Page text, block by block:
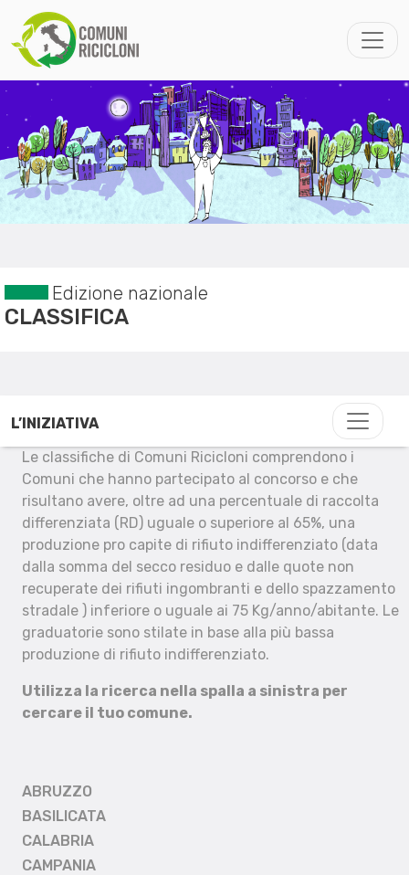
Edizione nazionale
CLASSIFICA
L’INIZIATIVA
Le classifiche di Comuni Ricicloni comprendono i
Comuni che hanno partecipato al concorso e che
risultano avere, oltre ad una percentuale di raccolta
differenziata (RD) uguale o superiore al 65%, una
produzione pro capite di rifiuto indifferenziato (data
dalla somma del secco residuo e dalle quote non
recuperate dei rifiuti ingombranti e dello spazzamento
stradale ) inferiore o uguale ai 75 Kg/anno/abitante. Le
graduatorie sono stilate in base alla più bassa
produzione di rifiuto indifferenziato.
Utilizza la ricerca nella spalla a sinistra per
cercare il tuo comune.
ABRUZZO
BASILICATA
CALABRIA
CAMPANIA